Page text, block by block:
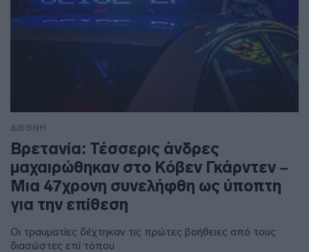
ΔΙΕΘΝΗ
Βρετανία: Τέσσερις άνδρες
μαχαιρώθηκαν στο Κόβεν Γκάρντεν –
Μια 47χρονη συνελήφθη ως ύποπτη
για την επίθεση
Οι τραυματίες δέχτηκαν τις πρώτες βοήθειες από τους
διασώστες επί τόπου